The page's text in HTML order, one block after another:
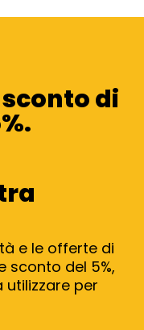
di
e le offerte di
sconto del 5%,
utilizzare per